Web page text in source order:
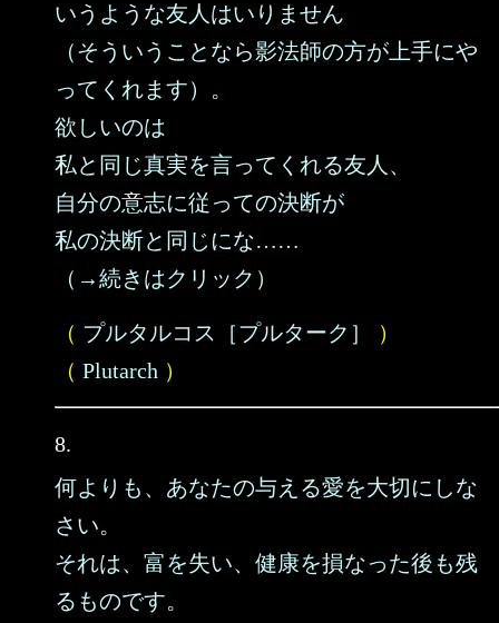
いうような友人はいりません
（そういうことなら影法師の方が上手にや
ってくれます）。
欲しいのは
私と同じ真実を言ってくれる友人、
自分の意志に従っての決断が
私の決断と同じにな……
（→続きはクリック）
（ プルタルコス［プルターク］
）
（ Plutarch ）
8.
何よりも、あなたの与える愛を大切にしな
さい。
それは、富を失い、健康を損なった後も残
るものです。